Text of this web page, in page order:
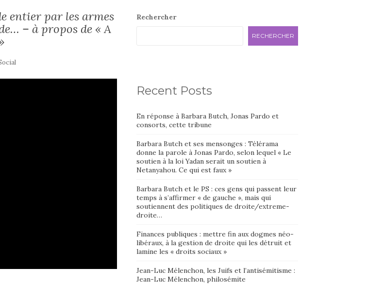
entier par les armes
– à propos de « A
Rechercher
RECHERCHER
Recent Posts
En réponse à Barbara Butch, Jonas Pardo et
consorts, cette tribune
Barbara Butch et ses mensonges : Télérama
donne la parole à Jonas Pardo, selon lequel « Le
soutien à la loi Yadan serait un soutien à
Netanyahou. Ce qui est faux »
Barbara Butch et le PS : ces gens qui passent leur
temps à s’affirmer « de gauche », mais qui
soutiennent des politiques de droite/extreme-
droite…
Finances publiques : mettre fin aux dogmes néo-
libéraux, à la gestion de droite qui les détruit et
lamine les « droits sociaux »
Jean-Luc Mélenchon, les Juifs et l’antisémitisme :
Jean-Luc Mélenchon, philosémite